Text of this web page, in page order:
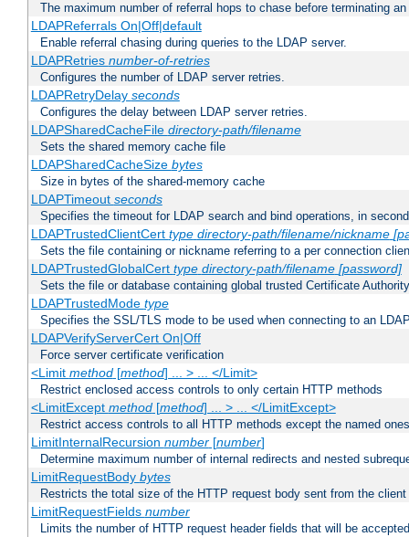
The maximum number of referral hops to chase before terminating
LDAPReferrals On|Off|default
Enable referral chasing during queries to the LDAP server.
LDAPRetries number-of-retries
Configures the number of LDAP server retries.
LDAPRetryDelay seconds
Configures the delay between LDAP server retries.
LDAPSharedCacheFile directory-path/filename
Sets the shared memory cache file
LDAPSharedCacheSize bytes
Size in bytes of the shared-memory cache
LDAPTimeout seconds
Specifies the timeout for LDAP search and bind operations, in
LDAPTrustedClientCert type directory-path/filename/nickname
Sets the file containing or nickname referring to a per connection
LDAPTrustedGlobalCert type directory-path/filename [password]
Sets the file or database containing global trusted Certificate
LDAPTrustedMode type
Specifies the SSL/TLS mode to be used when connecting to an
LDAPVerifyServerCert On|Off
Force server certificate verification
<Limit method[method] ... > ... </Limit>
Restrict enclosed access controls to only certain HTTP methods
<LimitExcept method[method] ... > ... </LimitExcept>
Restrict access controls to all HTTP methods except the named ones
LimitInternalRecursion number[number]
Determine maximum number of internal redirects and nested
LimitRequestBody bytes
Restricts the total size of the HTTP request body sent from the client
LimitRequestFields number
Limits the number of HTTP request header fields that will be